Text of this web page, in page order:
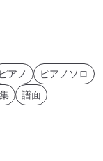
ピアノ
ピアノソロ
譜面